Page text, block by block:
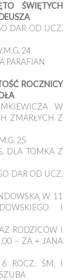
ŚWIĘTYCH
DAR OD UCZ.
24
PARAFIAN
ROCZNICY
W
ZMARŁYCH Z
25
DLA TOMKA Z
DAR OD UCZ.
W 11
I
RODZICÓW I
– ZA + JANA
ROCZ. ŚM. I